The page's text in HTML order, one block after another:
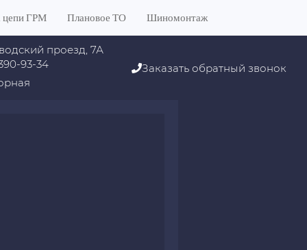
цепи ГРМ Плановое ТО Шиномонтаж
проезд, 7А
93-34
Заказать обратный звонок